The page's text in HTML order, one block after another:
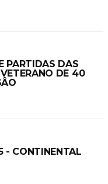
PARTIDAS DAS
DE 40
- CONTINENTAL